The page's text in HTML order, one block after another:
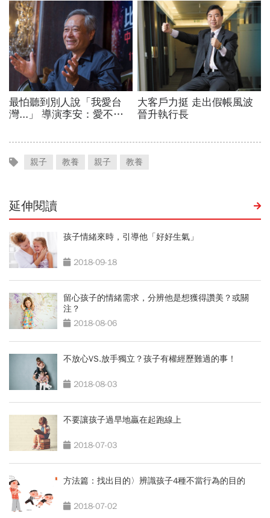
親子 教養 親子 教養
延伸閱讀
孩子情緒來時，引導他「好好生氣」
2018-09-18
留心孩子的情緒需求，分辨他是想獲得讚美？或關
注？
2018-08-06
不放心VS.放手獨立？孩子有權經歷難過的事！
2018-08-03
不要讓孩子過早地贏在起跑線上
2018-07-03
方法篇：找出目的〉辨識孩子4種不當行為的目的
2018-07-02